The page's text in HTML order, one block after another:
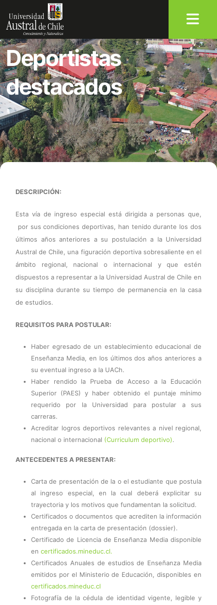
Deportistas
destacados
DESCRIPCIÓN:
Esta vía de ingreso especial está dirigida a personas que,
por sus condiciones deportivas, han tenido durante los dos
últimos años anteriores a su postulación a la Universidad
Austral de Chile, una figuración deportiva sobresaliente en el
ámbito regional, nacional o internacional y que estén
dispuestos a representar a la Universidad Austral de Chile en
su disciplina durante su tiempo de permanencia en la casa
de estudios.
REQUISITOS PARA POSTULAR:
Haber egresado de un establecimiento educacional de
Enseñanza Media, en los últimos dos años anteriores a
su eventual ingreso a la UACh.
Haber rendido la Prueba de Acceso a la Educación
Superior (PAES) y haber obtenido el puntaje mínimo
requerido por la Universidad para postular a sus
carreras.
Acreditar logros deportivos relevantes a nivel regional,
nacional o internacional (Curriculum deportivo).
ANTECEDENTES A PRESENTAR:
Carta de presentación de la o el estudiante que postula
al ingreso especial, en la cual deberá explicitar su
trayectoria y los motivos que fundamentan la solicitud.
Certificados o documentos que acrediten la información
entregada en la carta de presentación (dossier).
Certificado de Licencia de Enseñanza Media disponible
en certificados.mineduc.cl.
Certificados Anuales de estudios de Enseñanza Media
emitidos por el Ministerio de Educación, disponibles en
certificados.mineduc.cl
Fotografía de la cédula de identidad vigente, legible y